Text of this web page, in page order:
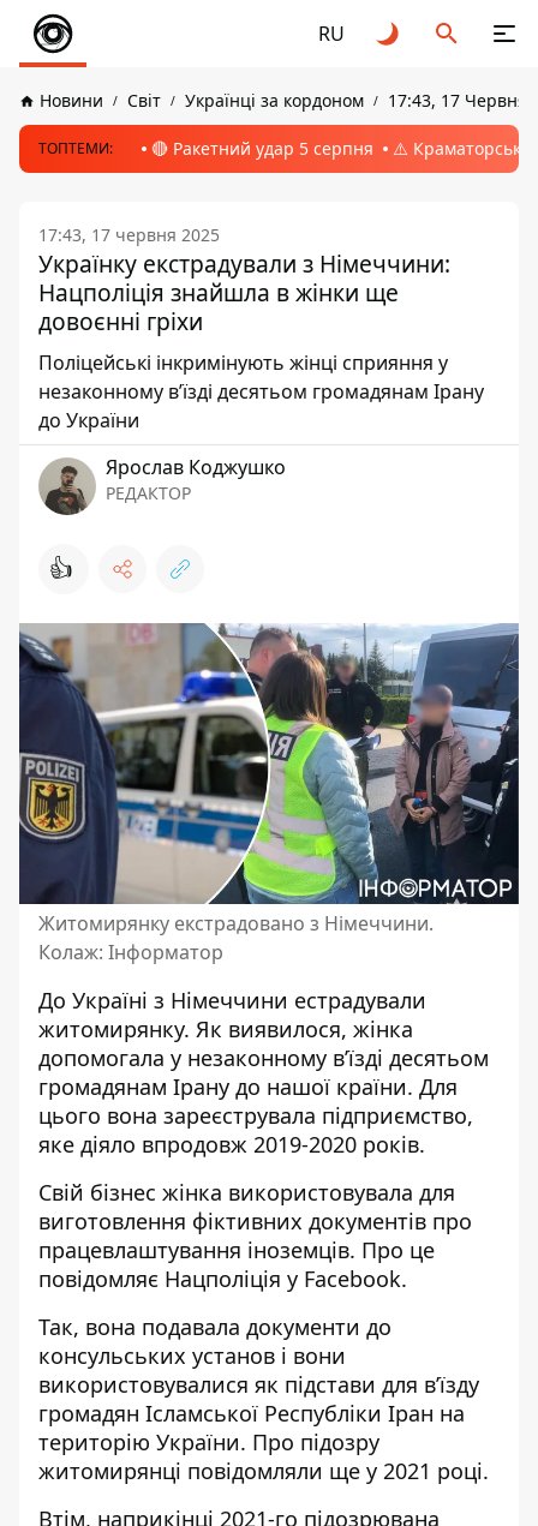
RU
Новини Світ Українці за кордоном 17:43, 17 Червня
ТОПТЕМИ: 🔴 Ракетний удар 5 серпня ⚠️ Краматорськ,
17:43, 17 червня 2025
Українку екстрадували з Німеччини:
Нацполіція знайшла в жінки ще
довоєнні гріхи
Поліцейські інкримінують жінці сприяння у
незаконному в’їзді десятьом громадянам Ірану
до України
Ярослав Коджушко
РЕДАКТОР
👍
Житомирянку екстрадовано з Німеччини.
Колаж: Інформатор
До Україні з Німеччини естрадували
житомирянку. Як виявилося, жінка
допомогала у незаконному в’їзді десятьом
громадянам Ірану до нашої країни. Для
цього вона зареєструвала підприємство,
яке діяло впродовж 2019-2020 років.
Свій бізнес жінка використовувала для
виготовлення фіктивних документів про
працевлаштування іноземців. Про це
повідомляє Нацполіція у Facebook.
Так, вона подавала документи до
консульських установ і вони
використовувалися як підстави для в’їзду
громадян Ісламської Республіки Іран на
територію України. Про підозру
житомирянці повідомляли ще у 2021 році.
Втім, наприкінці 2021-го підозрювана